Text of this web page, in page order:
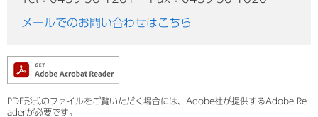
メールでのお問い合わせはこちら
PDF形式のファイルをご覧いただく場合には、Adobe社が提供するAdobe Re
aderが必要です。